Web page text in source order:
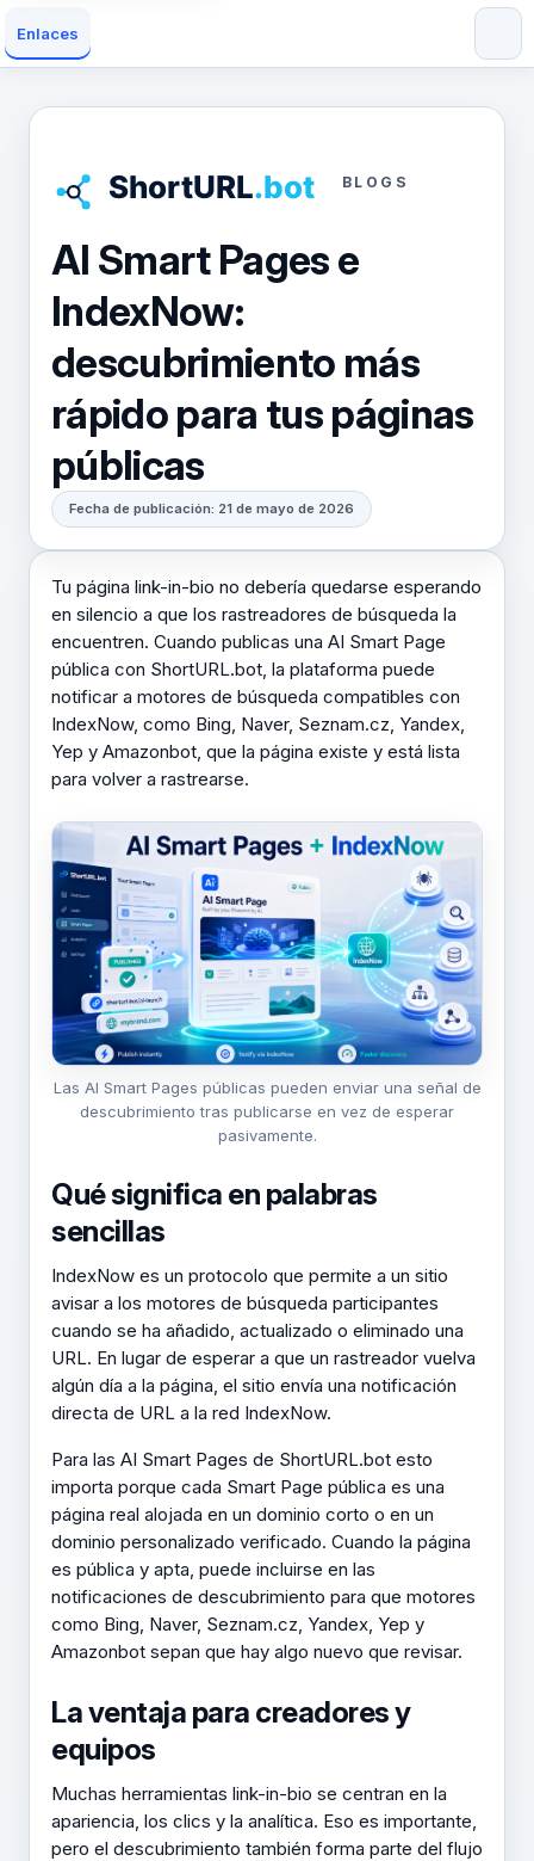
Enlaces
BLOGS
AI Smart Pages e
IndexNow:
descubrimiento más
rápido para tus páginas
públicas
Fecha de publicación: 21 de mayo de 2026
Tu página link-in-bio no debería quedarse esperando
en silencio a que los rastreadores de búsqueda la
encuentren. Cuando publicas una AI Smart Page
pública con ShortURL.bot, la plataforma puede
notificar a motores de búsqueda compatibles con
IndexNow, como Bing, Naver, Seznam.cz, Yandex,
Yep y Amazonbot, que la página existe y está lista
para volver a rastrearse.
Las AI Smart Pages públicas pueden enviar una señal de
descubrimiento tras publicarse en vez de esperar
pasivamente.
Qué significa en palabras
sencillas
IndexNow es un protocolo que permite a un sitio
avisar a los motores de búsqueda participantes
cuando se ha añadido, actualizado o eliminado una
URL. En lugar de esperar a que un rastreador vuelva
algún día a la página, el sitio envía una notificación
directa de URL a la red IndexNow.
Para las AI Smart Pages de ShortURL.bot esto
importa porque cada Smart Page pública es una
página real alojada en un dominio corto o en un
dominio personalizado verificado. Cuando la página
es pública y apta, puede incluirse en las
notificaciones de descubrimiento para que motores
como Bing, Naver, Seznam.cz, Yandex, Yep y
Amazonbot sepan que hay algo nuevo que revisar.
La ventaja para creadores y
equipos
Muchas herramientas link-in-bio se centran en la
apariencia, los clics y la analítica. Eso es importante,
pero el descubrimiento también forma parte del flujo